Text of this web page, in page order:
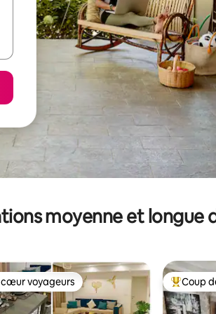
moyenne et longue
voyageurs
voyageurs Coups
Coup